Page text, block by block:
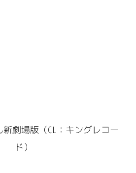
劇場版（CL：キングレコー
ド）